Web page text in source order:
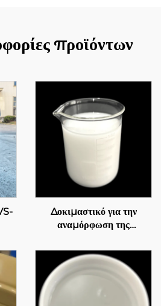
προϊόντων
Δοκιμαστικό για την
αναμόρφωση της